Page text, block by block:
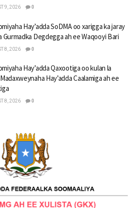
9, 2026 0
Hay’adda SoDMA oo xarigga ka jaray
Gurmadka Degdegga ah ee Waqooyi Bari
8, 2026 0
Hay’adda Qaxootiga oo kulan la
Hay’adda Caalamiga ah ee
8, 2026 0